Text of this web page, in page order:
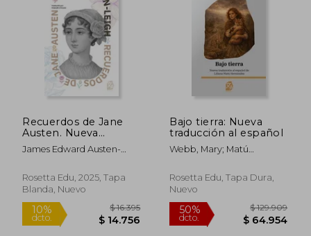
Recuerdos de Jane
Austen. Nueva
traducción al español
James Edward Austen-
Rosetta Edu, 2025, Tapa
Blanda, Nuevo
Bajo tierra: Nueva
traducción al español
Webb, Mary; Matú
Rosetta Edu, Tapa Dura,
Nuevo